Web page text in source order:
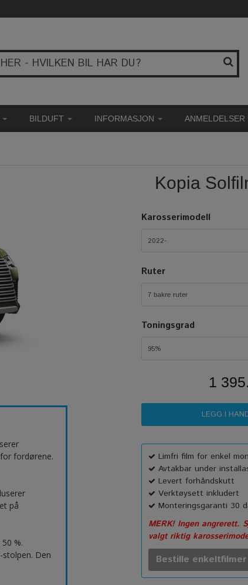
BILDUFT INFORMASJON ANMELDELSER
fordørene.
på
%.
stolpen. Den
Kopia
Karosserimodell
2022-
Ruter
7 bakre ruter
Toningsgrad
95%
1
Limfri film for enkel
Avtakbar under
Levert forhåndskutt
Verktøysett inkludert
Monteringsgaranti 30
MERK! Ingen angrerett.
valgt riktig
Bestille